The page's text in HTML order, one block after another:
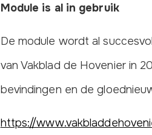
Module is al in gebruik
De module wordt al
van Vakblad de Hovenier in
bevindingen en de
https://